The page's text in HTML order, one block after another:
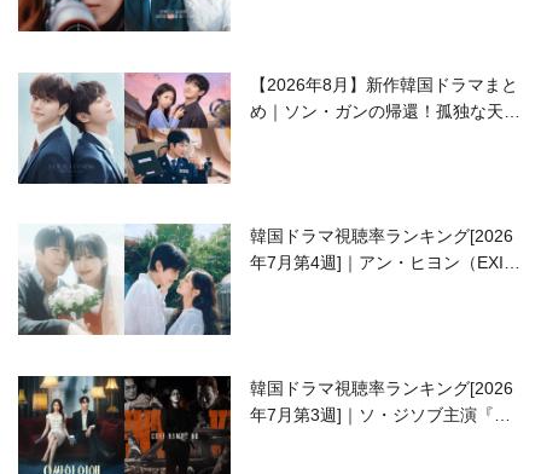
【2026年8月】新作韓国ドラマまと
め｜ソン・ガンの帰還！孤独な天才
韓国ドラマ視聴率ランキング[2026
年7月第4週]｜アン・ヒヨン（EXID
韓国ドラマ視聴率ランキング[2026
年7月第3週]｜ソ・ジソブ主演『エ